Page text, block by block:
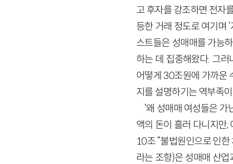
고 후자를 강조하면 전자
등한 거래 정도로 여기며
스트들은 성매매를 가능
하는 데 집중해왔다. 그
어떻게 30조원에 가까운
지를 설명하기는 역부족
‘왜 성매매 여성들은 가
액의 돈이 흘러 다니지만
10조 “불법원인으로 인한
라는 조항)은 성매매 산